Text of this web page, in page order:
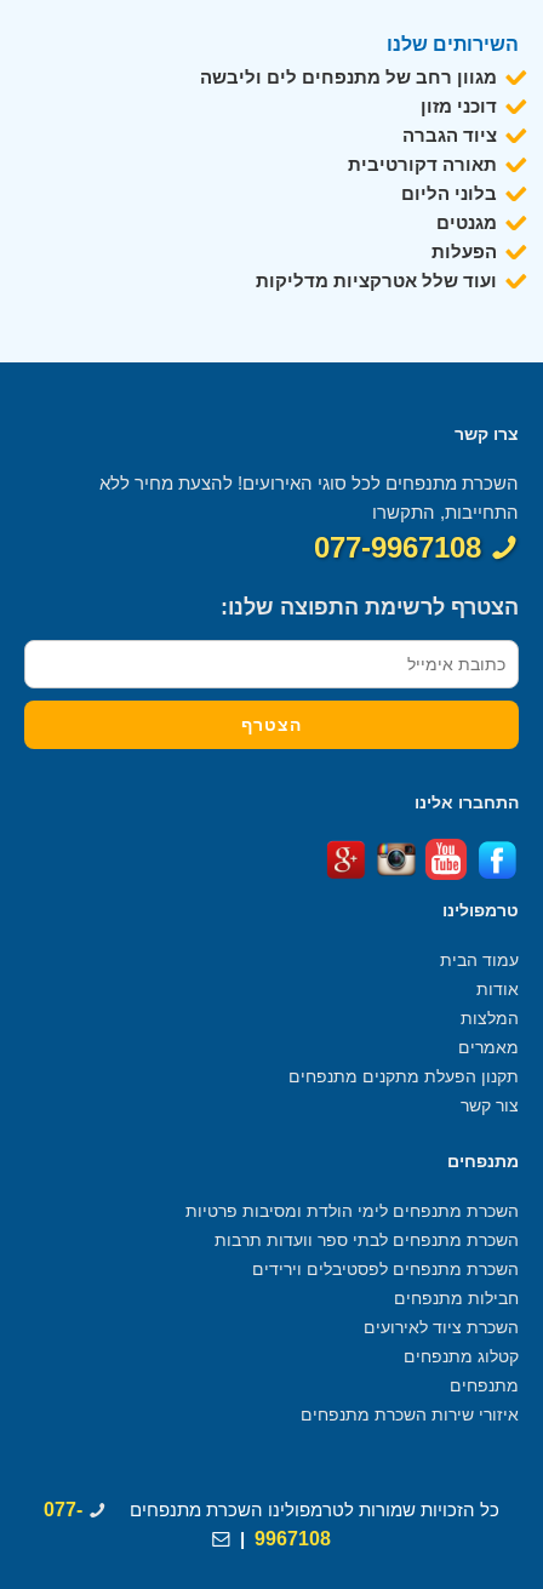
השירותים שלנו
מגוון רחב של מתנפחים לים וליבשה
דוכני מזון
ציוד הגברה
תאורה דקורטיבית
בלוני הליום
מגנטים
הפעלות
ועוד שלל אטרקציות מדליקות
צרו קשר
השכרת מתנפחים לכל סוגי האירועים! להצעת מחיר ללא
התחייבות, התקשרו
077-9967108
הצטרף לרשימת התפוצה שלנו:
התחברו אלינו
טרמפולינו
עמוד הבית
אודות
המלצות
מאמרים
תקנון הפעלת מתקנים מתנפחים
צור קשר
מתנפחים
השכרת מתנפחים לימי הולדת ומסיבות פרטיות
השכרת מתנפחים לבתי ספר וועדות תרבות
השכרת מתנפחים לפסטיבלים וירידים
חבילות מתנפחים
השכרת ציוד לאירועים
קטלוג מתנפחים
מתנפחים
איזורי שירות השכרת מתנפחים
כל הזכויות שמורות לטרמפולינו השכרת מתנפחים
077-
9967108
|